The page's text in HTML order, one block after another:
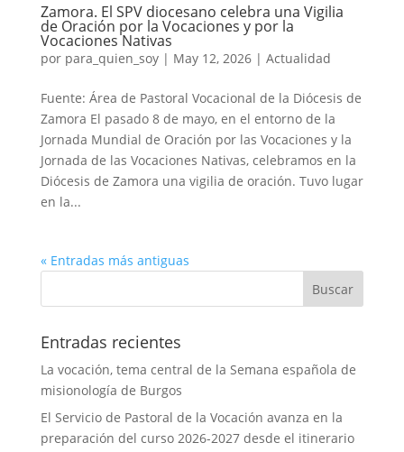
Zamora. El SPV diocesano celebra una Vigilia
de Oración por la Vocaciones y por la
Vocaciones Nativas
por para_quien_soy| May 12, 2026| Actualidad
Fuente: Área de Pastoral Vocacional de la Diócesis de
Zamora El pasado 8 de mayo, en el entorno de la
Jornada Mundial de Oración por las Vocaciones y la
Jornada de las Vocaciones Nativas, celebramos en la
Diócesis de Zamora una vigilia de oración. Tuvo lugar
en la...
« Entradas más antiguas
Entradas recientes
La vocación, tema central de la Semana española de
misionología de Burgos
El Servicio de Pastoral de la Vocación avanza en la
preparación del curso 2026-2027 desde el itinerario